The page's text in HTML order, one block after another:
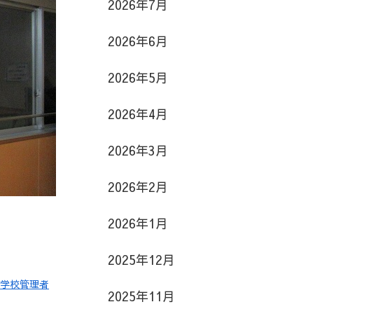
学校管理者
2026年7月
2026年6月
2026年5月
2026年4月
2026年3月
2026年2月
2026年1月
2025年12月
2025年11月